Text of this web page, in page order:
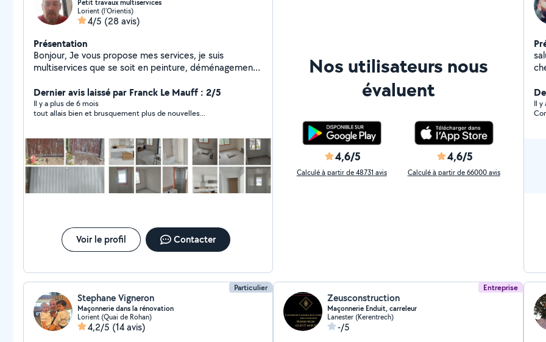
Petit travaux multiservices
Lorient (l'Orientis)
4/5 (28 avis)
Présentation
Bonjour, Je vous propose mes services, je suis
multiservices que se soit en peinture, déménagement,
compétences) et le jardinage Pour les prix : Sol 25 du
Dernier avis laissé par Franck Le Mauff : 2/5
Il y a plus de 6 mois
tout allais bien et brusquement plus de nouvelles...
Voir le profil Contacter
Nos utilisateurs nous
évaluent
4,6/5
Calculé à partir de 48731 avis
4,6/5
Calculé à partir de 66000 avis
Il y
Particulier
Stephane Vigneron
Maçonnerie dans la rénovation
Lorient (Quai de Rohan)
4,2/5 (14 avis)
Entreprise
Zeusconstruction
Maçonnerie Enduit, carreleur
Lanester (Kerentrech)
-/5